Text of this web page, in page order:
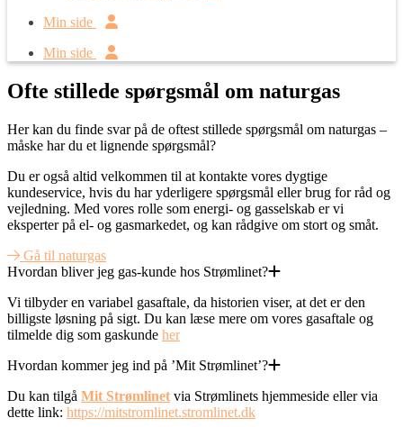
Min side
Min side
Ofte stillede spørgsmål om naturgas
Her kan du finde svar på de oftest stillede spørgsmål om naturgas –
måske har du et lignende spørgsmål?
Du er også altid velkommen til at kontakte vores dygtige
kundeservice, hvis du har yderligere spørgsmål eller brug for råd og
vejledning. Med vores rolle som energi- og gasselskab er vi
eksperter på el- og gasmarkedet, og kan rådgive om stort og småt.
Gå til naturgas
Hvordan bliver jeg gas-kunde hos Strømlinet?
Vi tilbyder en variabel gasaftale, da historien viser, at det er den
billigste løsning på sigt. Du kan læse mere om vores gasaftale og
tilmelde dig som gaskunde her
Hvordan kommer jeg ind på ’Mit Strømlinet’?
Du kan tilgå Mit Strømlinet via Strømlinets hjemmeside eller via
dette link: https://mitstromlinet.stromlinet.dk